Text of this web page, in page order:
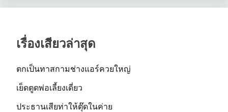
เรื่องเสียวล่าสุด
ตกเป็นทาสกามช่างแอร์ควยใหญ่
เย็ดตูดพ่อเลี้ยงเดี่ยว
ประธานเสียท่าให้ตุ๊ดในค่าย